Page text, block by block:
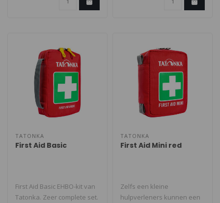
TATONKA
First Aid Basic
First Aid Basic EHBO-kit van
Tatonka. Zeer complete set.
TATONKA
First Aid Mini red
Zelfs een kleine
hulpverleners kunnen een